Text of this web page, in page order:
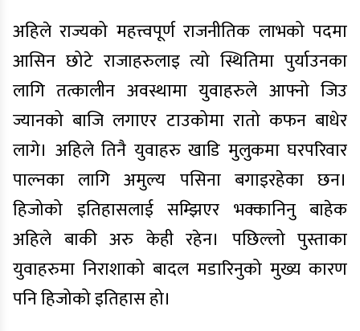
अहिले राज्यको महत्त्वपूर्ण राजनीतिक लाभको पदमा
आसिन छोटे राजाहरुलाइ त्यो स्थितिमा पुर्याउनका
लागि तत्कालीन अवस्थामा युवाहरुले आफ्नो जिउ
ज्यानको बाजि लगाएर टाउकोमा रातो कफन बाधेर
लागे। अहिले तिनै युवाहरु खाडि मुलुकमा घरपरिवार
पाल्नका लागि अमुल्य पसिना बगाइरहेका छन।
हिजोको इतिहासलाई सम्झिएर भक्कानिनु बाहेक
अहिले बाकी अरु केही रहेन। पछिल्लो पुस्ताका
युवाहरुमा निराशाको बादल मडारिनुको मुख्य कारण
पनि हिजोको इतिहास हो।